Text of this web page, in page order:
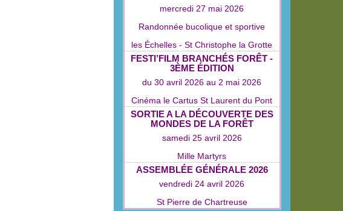
mercredi 27 mai 2026
Randonnée bucolique et sportive
les Échelles - St Christophe la Grotte
FESTI’FILM BRANCHÉS FORÊT -
3ÈME ÉDITION
du30 avril 2026 au 2 mai 2026
Cinéma le Cartus St Laurent du Pont
SORTIE A LA DÉCOUVERTE DES
MONDES DE LA FORÊT
samedi 25 avril 2026
Mille Martyrs
ASSEMBLÉE GÉNÉRALE 2026
vendredi 24 avril 2026
St Pierre de Chartreuse